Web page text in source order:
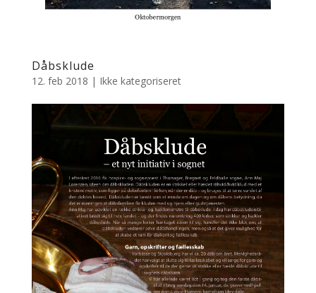
Dåbsklude
12. feb 2018 | Ikke kategoriseret